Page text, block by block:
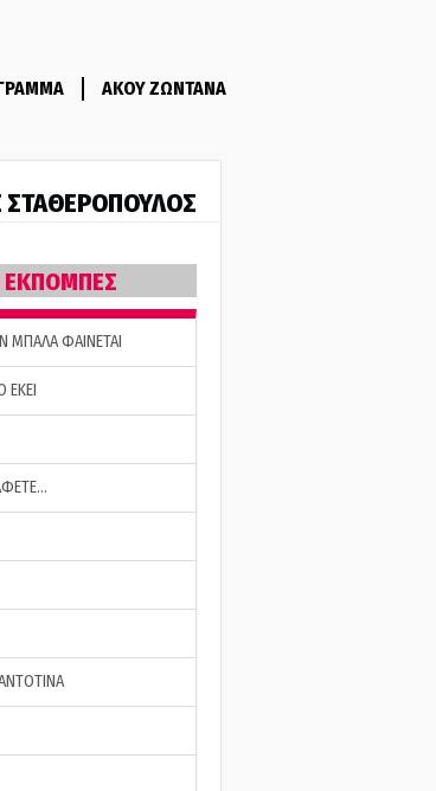
ΑΚΟΥ ΖΩΝΤΑΝΑ
ΣΤΑΘΕΡΟΠΟΥΛΟΣ
ΕΚΠΟΜΠΕΣ
ΜΠΑΛΑ ΦΑΙΝΕΤΑΙ